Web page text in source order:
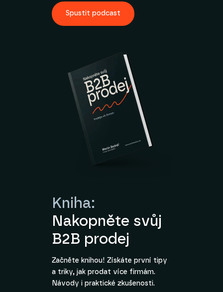
Spustit podcast
Kniha:
Nakopněte svůj
B2B prodej
Začněte knihou! Získáte první tipy
a triky, jak prodat více firmám.
Návody i praktické zkušenosti.